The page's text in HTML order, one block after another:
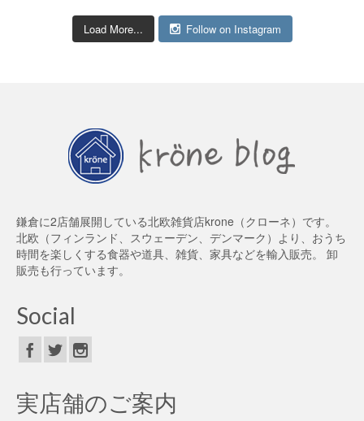
Load More... Follow on Instagram
鎌倉に2店舗展開している北欧雑貨店krone（クローネ）です。
北欧（フィンランド、スウェーデン、デンマーク）より、おうち
時間を楽しくする食器や道具、雑貨、家具などを輸入販売。 卸
販売も行っています。
Social
実店舗のご案内